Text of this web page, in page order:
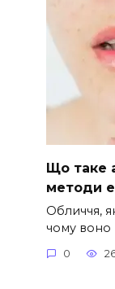
Що таке
методи
Обличчя,
чому воно
0